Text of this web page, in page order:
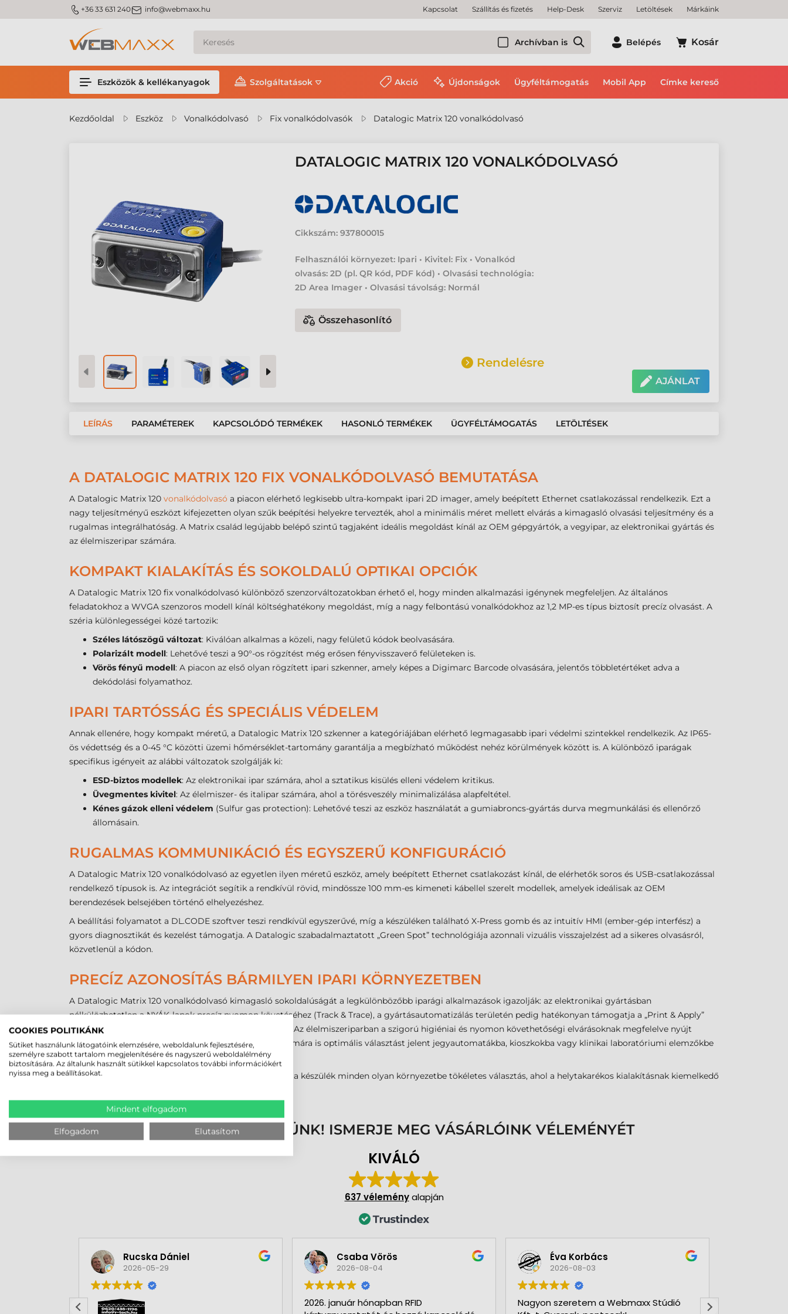
m_phone +36 33 631 240m_email info@webmaxx.hu Kapcsolat Szállítás és fizetés Help-Desk Szerviz Letöltések Márkáink
Archívban is Belépés Kosár
Eszközök & kellékanyagok Szolgáltatások Akció Újdonságok Ügyféltámogatás Mobil App Címke kereső
Kezdőoldal Eszköz Vonalkódolvasó Fix vonalkódolvasók Datalogic Matrix 120 vonalkódolvasó
DATALOGIC MATRIX 120 VONALKÓDOLVASÓ
Cikkszám: 937800015
Felhasználói környezet: Ipari • Kivitel: Fix • Vonalkód
olvasás: 2D (pl. QR kód, PDF kód) • Olvasási technológia:
2D Area Imager • Olvasási távolság: Normál
Összehasonlító
Rendelésre
AJÁNLAT
LEÍRÁS PARAMÉTEREK KAPCSOLÓDÓ TERMÉKEK HASONLÓ TERMÉKEK ÜGYFÉLTÁMOGATÁS LETÖLTÉSEK
A DATALOGIC MATRIX 120 FIX VONALKÓDOLVASÓ BEMUTATÁSA
A Datalogic Matrix 120 vonalkódolvasó a piacon elérhető legkisebb ultra-kompakt ipari 2D imager, amely beépített Ethernet csatlakozással rendelkezik. Ezt a
nagy teljesítményű eszközt kifejezetten olyan szűk beépítési helyekre tervezték, ahol a minimális méret mellett elvárás a kimagasló olvasási teljesítmény és a
rugalmas integrálhatóság. A Matrix család legújabb belépő szintű tagjaként ideális megoldást kínál az OEM gépgyártók, a vegyipar, az elektronikai gyártás és
az élelmiszeripar számára.
KOMPAKT KIALAKÍTÁS ÉS SOKOLDALÚ OPTIKAI OPCIÓK
A Datalogic Matrix 120 fix vonalkódolvasó különböző szenzorváltozatokban érhető el, hogy minden alkalmazási igénynek megfeleljen. Az általános
feladatokhoz a WVGA szenzoros modell kínál költséghatékony megoldást, míg a nagy felbontású vonalkódokhoz az 1,2 MP-es típus biztosít precíz olvasást. A
széria különlegességei közé tartozik:
Széles látószögű változat: Kiválóan alkalmas a közeli, nagy felületű kódok beolvasására.
Polarizált modell: Lehetővé teszi a 90°-os rögzítést még erősen fényvisszaverő felületeken is.
Vörös fényű modell: A piacon az első olyan rögzített ipari szkenner, amely képes a Digimarc Barcode olvasására, jelentős többletértéket adva a
dekódolási folyamathoz.
IPARI TARTÓSSÁG ÉS SPECIÁLIS VÉDELEM
Annak ellenére, hogy kompakt méretű, a Datalogic Matrix 120 szkenner a kategóriájában elérhető legmagasabb ipari védelmi szintekkel rendelkezik. Az IP65-
ös védettség és a 0-45 °C közötti üzemi hőmérséklet-tartomány garantálja a megbízható működést nehéz körülmények között is. A különböző iparágak
specifikus igényeit az alábbi változatok szolgálják ki:
ESD-biztos modellek: Az elektronikai ipar számára, ahol a sztatikus kisülés elleni védelem kritikus.
Üvegmentes kivitel: Az élelmiszer- és italipar számára, ahol a törésveszély minimalizálása alapfeltétel.
Kénes gázok elleni védelem (Sulfur gas protection): Lehetővé teszi az eszköz használatát a gumiabroncs-gyártás durva megmunkálási és ellenőrző
állomásain.
RUGALMAS KOMMUNIKÁCIÓ ÉS EGYSZERŰ KONFIGURÁCIÓ
A Datalogic Matrix 120 vonalkódolvasó az egyetlen ilyen méretű eszköz, amely beépített Ethernet csatlakozást kínál, de elérhetők soros és USB-csatlakozással
rendelkező típusok is. Az integrációt segítik a rendkívül rövid, mindössze 100 mm-es kimeneti kábellel szerelt modellek, amelyek ideálisak az OEM
berendezések belsejében történő elhelyezéshez.
A beállítási folyamatot a DL.CODE szoftver teszi rendkívül egyszerűvé, míg a készüléken található X-Press gomb és az intuitív HMI (ember-gép interfész) a
gyors diagnosztikát és kezelést támogatja. A Datalogic szabadalmaztatott „Green Spot” technológiája azonnali vizuális visszajelzést ad a sikeres olvasásról,
közvetlenül a kódon.
PRECÍZ AZONOSÍTÁS BÁRMILYEN IPARI KÖRNYEZETBEN
A Datalogic Matrix 120 vonalkódolvasó kimagasló sokoldalúságát a legkülönbözőbb iparági alkalmazások igazolják: az elektronikai gyártásban
nélkülözhetetlen a NYÁK-lapok precíz nyomon követéséhez (Track & Trace), a gyártásautomatizálás területén pedig hatékonyan támogatja a „Print & Apply”
rendszerek automatizált címkeellenőrzési folyamatait. Az élelmiszeriparban a szigorú higiéniai és nyomon követhetőségi elvárásoknak megfelelve nyújt
biztonságos megoldást, miközben az OEM szektor számára is optimális választást jelent jegyautomatákba, kioszkokba vagy klinikai laboratóriumi elemzőkbe
történő integráláshoz.
Ultra-kompakt mérete és ipari robusztussága révén ez a készülék minden olyan környezetbe tökéletes választás, ahol a helytakarékos kialakításnak kiemelkedő
MEGBÍZHAT BENNÜNK! ISMERJE MEG VÁSÁRLÓINK VÉLEMÉNYÉT
KIVÁLÓ
637 véleményalapján
Rucska Dániel
2026-05-29
Csaba Vörös
2026-08-04
2026. január hónapban RFID
Éva Korbács
2026-08-03
Nagyon szeretem a Webmaxx Stúdió
COOKIES POLITIKÁNK
Sütiket használunk látogatóink elemzésére, weboldalunk fejlesztésére,
személyre szabott tartalom megjelenítésére és nagyszerű weboldalélmény
biztosítására. Az általunk használt sütikkel kapcsolatos további információkért
nyissa meg a beállításokat.
Mindent elfogadom
Elfogadom Elutasítom